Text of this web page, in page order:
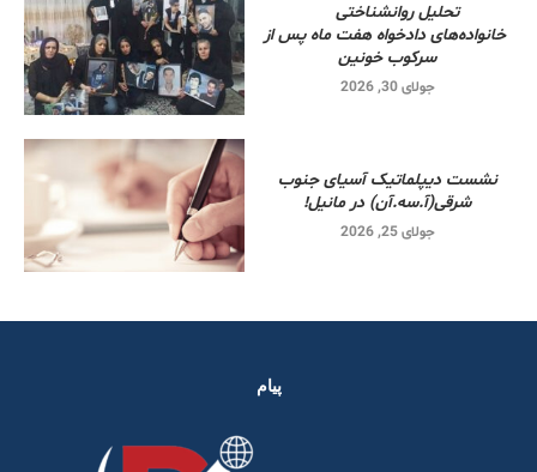
تحلیل روانشناختی
خانواده‌های دادخواه هفت ماه پس از
سرکوب خونین
جولای 30, 2026
نشست دیپلماتیک آسیای جنوب
شرقی‌(آ.سه.آن) در مانیل!
جولای 25, 2026
پیام